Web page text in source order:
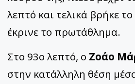
λεπτό και τελικά βρήκε
έκρινε το πρωτάθλημα.
Στο 93ο λεπτό, ο Ζοάο
στην κατάλληλη θέση